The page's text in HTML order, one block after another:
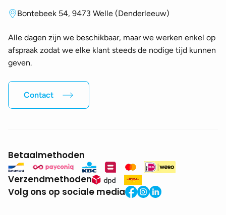
Bontebeek 54, 9473 Welle (Denderleeuw)
Alle dagen zijn we beschikbaar, maar we werken enkel op
afspraak zodat we elke klant steeds de nodige tijd kunnen
geven.
Contact
Betaalmethoden
Verzendmethoden
Volg ons op sociale media